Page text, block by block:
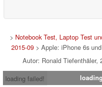
> Notebook Test, Laptop Test
2015-09 > Apple: iPhone 6s
Autor: Ronald Tiefenthäler,
loading failed!